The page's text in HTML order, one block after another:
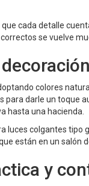
cada detalle
se vuelve
colores
para darle un toque
hasta una hacienda.
luces colgantes
están en un salón
y